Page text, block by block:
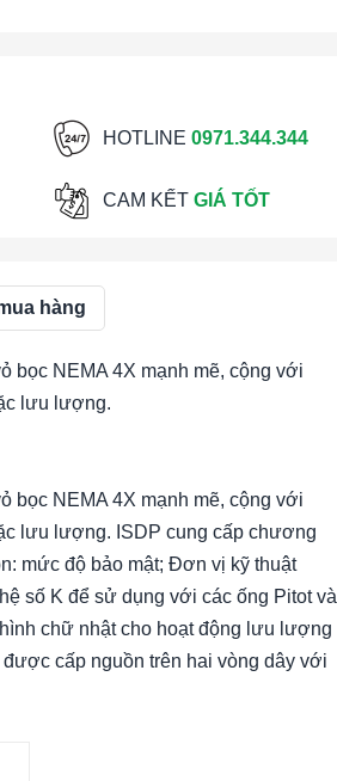
HOTLINE 0971.344.344
CAM KẾT GIÁ TỐT
hàng
bọc NEMA 4X mạnh mẽ, cộng với
lưu lượng.
bọc NEMA 4X mạnh mẽ, cộng với
lưu lượng. ISDP cung cấp chương
mức độ bảo mật; Đơn vị kỹ thuật
số K để sử dụng với các ống Pitot và
chữ nhật cho hoạt động lưu lượng
cấp nguồn trên hai vòng dây với